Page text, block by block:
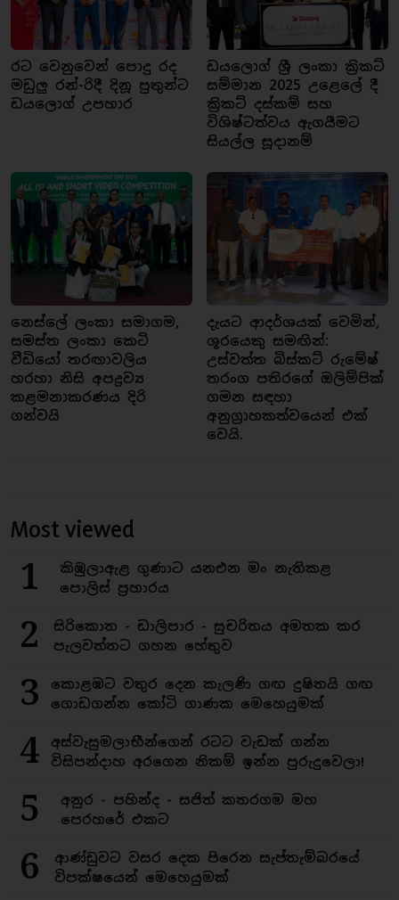
රට වෙනුවෙන් පොදු රද
මඩුලු රන්-රිදී දිනූ පුතුන්ට
ඩයලොග් උපහාර
ඩයලොග් ශ්‍රී ලංකා ක්‍රිකට්
සම්මාන 2025 උළෙලේ දී
ක්‍රිකට් දස්කම් සහ
විශිෂ්ටත්වය ඇගයීමට
සියල්ල සූදානම්
නෙස්ලේ ලංකා සමාගම,
සමස්ත ලංකා කෙටි
වීඩියෝ තරඟාවලිය
හරහා නිසි අපද්‍රව්‍ය
කළමනාකරණය දිරි
ගන්වයි
දැයට ආදර්ශයක් වෙමින්,
ශූරයෙකු සමඟින්:
උස්වත්ත බිස්කට් රුමේෂ්
තරංග පතිරගේ ඔලිම්පික්
ගමන සඳහා
අනුග්‍රාහකත්වයෙන් එක්
වෙයි.
Most viewed
1
කිඹුලාඇළ ගුණාට යනඑන මං නැතිකළ
පොලිස් ප්‍රහාරය
2
සිරිකොත - ඩාලිපාර - සුචරිතය අමතක කර
පැලවත්තට ගහන හේතුව
3
කොළඹට වතුර දෙන කැලණි ගඟ දුෂිතයි ගඟ
ගොඩගන්න කෝටි ගාණක මෙහෙයුමක්
4
අස්වැසුමලාභීන්ගෙන් රටට වැඩක් ගන්න
විසිපන්දාහ අරගෙන නිකම් ඉන්න පුරුදුවෙලා!
5
අනුර - පහින්ද - සජිත් කතරගම මහ
පෙරහරේ එකට
6
ආණ්ඩුවට වසර දෙක පිරෙන සැප්තැම්බරයේ
විපක්ෂයෙන් මෙහෙයුමක්